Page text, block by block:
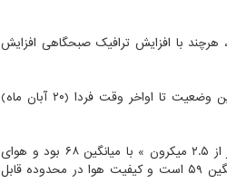
کاسته خواهد شد، هرچند با افزایش ترافیک صبحگاهی افزایش
افزایش ناپایداری، رشد ابر و احتمال بارش پراکنده طی روز از تجمع آلاینده ها جلوگیری خواهدنمود و این وضعیت تا اواخر وقت فردا (۲۰ آبان ماه)
به گزارش آبیاری به نقل از ایسنا، آلاینده شاخص هوای پایتخت طی ۲۴ ساعت گذشته « ذرات معلق کمتر از ۲.۵ میکرون » با میانگین ۶۸ بود و هوای
پایتخت در محدوده قابل قبول قرار داشت. آلاینده شاخص الان «ذرات معلق کمتر از ۲.۵ میکرون» با میانگین ۵۹ است و کیفیت هوا در محدوده قابل